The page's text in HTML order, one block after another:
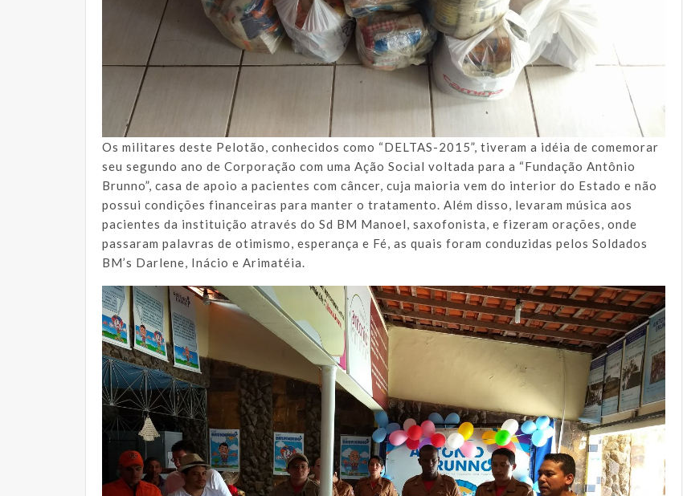
Os militares deste Pelotão, conhecidos como “DELTAS-2015”, tiveram a idéia de comemorar
seu segundo ano de Corporação com uma Ação Social voltada para a “Fundação Antônio
Brunno”, casa de apoio a pacientes com câncer, cuja maioria vem do interior do Estado e não
possui condições financeiras para manter o tratamento. Além disso, levaram música aos
pacientes da instituição através do Sd BM Manoel, saxofonista, e fizeram orações, onde
passaram palavras de otimismo, esperança e Fé, as quais foram conduzidas pelos Soldados
BM’s Darlene, Inácio e Arimatéia.